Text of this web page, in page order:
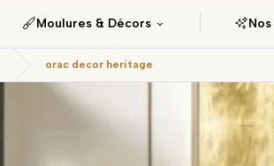
Moulures & Décors
orac decor heritage